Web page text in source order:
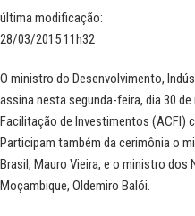
última modificação:
28/03/2015 11h32
O ministro do Desenvolvimento,
assina nesta segunda-feira, dia 30
Facilitação de Investimentos (ACFI)
Participam também da cerimônia o
Brasil, Mauro Vieira, e o ministro
Moçambique, Oldemiro Balói.